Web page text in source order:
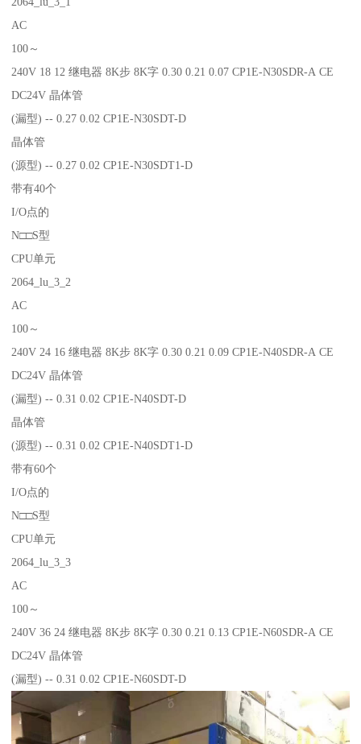
AC
100～
240V 18 12 继电器 8K步 8K字 0.30 0.21 0.07 CP1E-N30SDR-A CE
DC24V 晶体管
(漏型) -- 0.27 0.02 CP1E-N30SDT-D
晶体管
(源型) -- 0.27 0.02 CP1E-N30SDT1-D
带有40个
I/O点的
N□□S型
CPU单元
2064_lu_3_2
AC
100～
240V 24 16 继电器 8K步 8K字 0.30 0.21 0.09 CP1E-N40SDR-A CE
DC24V 晶体管
(漏型) -- 0.31 0.02 CP1E-N40SDT-D
晶体管
(源型) -- 0.31 0.02 CP1E-N40SDT1-D
带有60个
I/O点的
N□□S型
CPU单元
2064_lu_3_3
AC
100～
240V 36 24 继电器 8K步 8K字 0.30 0.21 0.13 CP1E-N60SDR-A CE
DC24V 晶体管
(漏型) -- 0.31 0.02 CP1E-N60SDT-D